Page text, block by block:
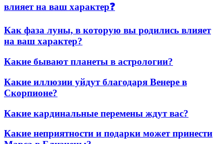
влияет на ваш характер❓
Как фаза луны, в которую вы родились влияет
на ваш характер?
Какие бывают планеты в астрологии?
Какие иллюзии уйдут благодаря Венере в
Скорпионе?
Какие кардинальные перемены ждут вас?
Какие неприятности и подарки может принести